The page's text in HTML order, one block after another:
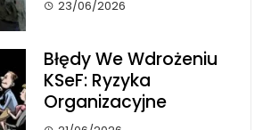
23/06/2026
Błędy We Wdrożeniu
KSeF: Ryzyka
Organizacyjne